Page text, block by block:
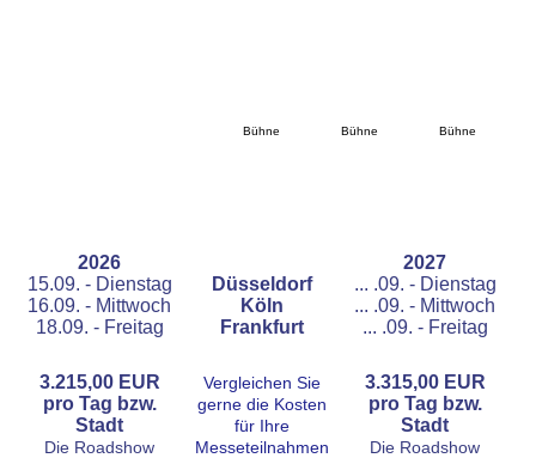
Bühne Bühne Bühne
2026
15.09. - Dienstag
16.09. - Mittwoch
18.09. - Freitag
Düsseldorf
Köln
Frankfurt
2027
... .09. - Dienstag
... .09. - Mittwoch
... .09. - Freitag
3.215,00 EUR
pro Tag bzw.
Stadt
Die Roadshow
Vergleichen Sie
gerne die Kosten
für Ihre
Messeteilnahmen
3.315,00 EUR
pro Tag bzw.
Stadt
Die Roadshow